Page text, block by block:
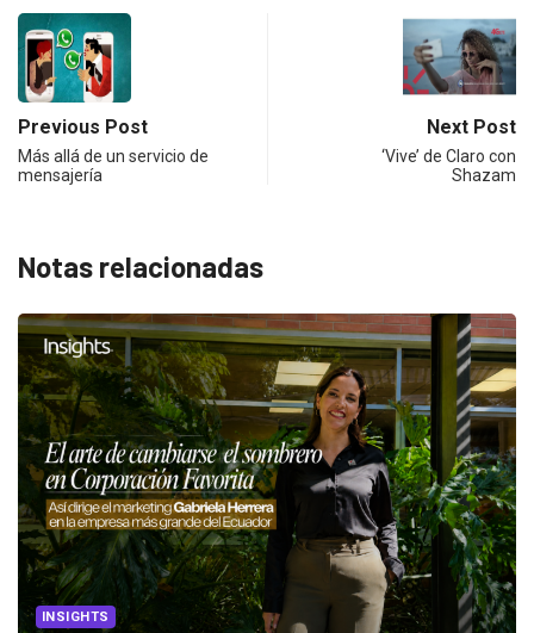
Previous Post
Más allá de un servicio de
mensajería
Next Post
‘Vive’ de Claro con
Shazam
Notas relacionadas
INSIGHTS